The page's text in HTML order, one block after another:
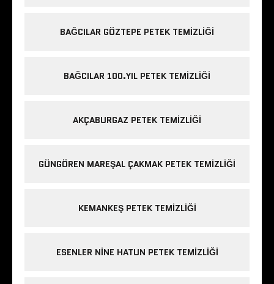
BAĞCILAR GÖZTEPE PETEK TEMIZLIĞI
BAĞCILAR 100.YIL PETEK TEMIZLIĞI
AKÇABURGAZ PETEK TEMIZLIĞI
GÜNGÖREN MAREŞAL ÇAKMAK PETEK TEMIZLIĞI
KEMANKEŞ PETEK TEMIZLIĞI
ESENLER NINE HATUN PETEK TEMIZLIĞI